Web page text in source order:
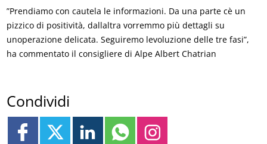
”Prendiamo con cautela le informazioni. Da una parte cè un
pizzico di positività, dallaltra vorremmo più dettagli su
unoperazione delicata. Seguiremo levoluzione delle tre fasi”,
ha commentato il consigliere di Alpe Albert Chatrian
Condividi